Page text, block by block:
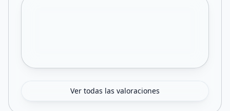
Ver todas las valoraciones